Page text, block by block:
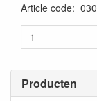
Producten
Article code: